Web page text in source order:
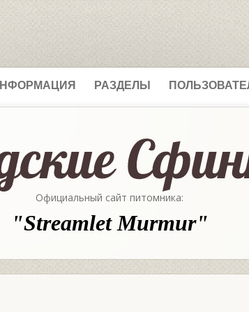
РАЗДЕЛЫ
Официальный сайт питомника:
"Streamlet Murmur"